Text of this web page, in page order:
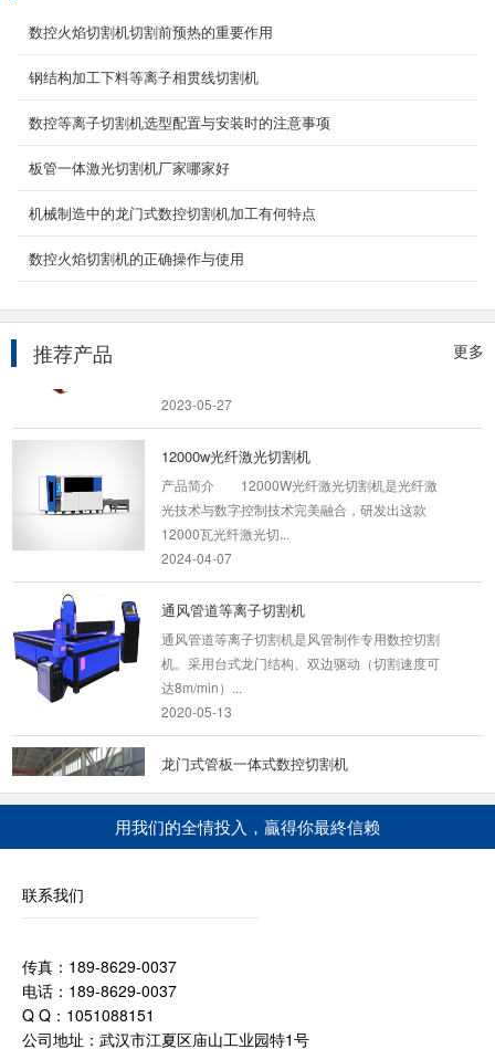
数控火焰切割机切割前预热的重要作用
钢结构加工下料等离子相贯线切割机
数控等离子切割机选型配置与安装时的注意事项
板管一体激光切割机厂家哪家好
机械制造中的龙门式数控切割机加工有何特点
数控火焰切割机的正确操作与使用
更多
推荐产品
整体龙门式机构，武汉锐科（选配深圳创鑫、北
2024-04-07
便携式数控切割机
YCBX-1530型(小型，微型，小蜜蜂)便携式数控
切割机/便携式数控火焰切割机/便携式数控等离
子切割机 ...
2021-02-12
武汉等离子龙门数控切割机厂家专注各种龙门数
2023-05-27
12000w光纤激光切割机
产品简介 12000W光纤激光切割机是光纤激
光技术与数字控制技术完美融合，研发出这款
12000瓦光纤激光切...
2024-04-07
通风管道等离子切割机
通风管道等离子切割机是风管制作专用数控切割
机。采用台式龙门结构、双边驱动（切割速度可
达8m/min）...
2020-05-13
龙门式管板一体式数控切割机
于进行圆管的相贯线切割以及钢板的异形加工的
定制机型...
厂家,提供便携式管道相贯线切割机价格,等离子
相贯线...
用我们的全情投入，贏得你最終信赖
联系我们
传真：189-8629-0037
电话：189-8629-0037
Q Q：1051088151
公司地址：武汉市江夏区庙山工业园特1号